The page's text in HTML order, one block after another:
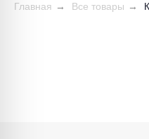
Главная → Все товары →